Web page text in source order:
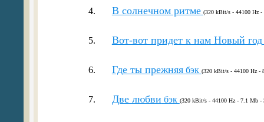
4. В солнечном ритме (320 kBit/s - 44100 Hz
5. Вот-вот придет к нам Новый год
6. Где ты прежняябэк (320 kBit/s - 44100 Hz -
7. Две любви бэк (320 kBit/s - 44100 Hz - 7.1 Mb -